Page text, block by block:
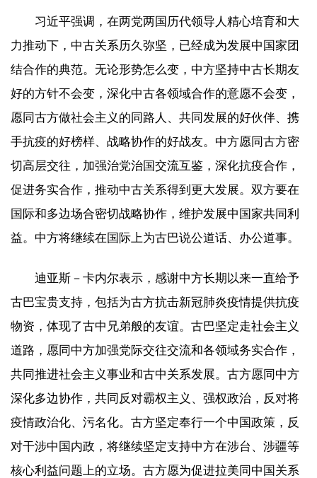
习近平强调，在两党两国历代领导人精心培育和大
力推动下，中古关系历久弥坚，已经成为发展中国家团
结合作的典范。无论形势怎么变，中方坚持中古长期友
好的方针不会变，深化中古各领域合作的意愿不会变，
愿同古方做社会主义的同路人、共同发展的好伙伴、携
手抗疫的好榜样、战略协作的好战友。中方愿同古方密
切高层交往，加强治党治国交流互鉴，深化抗疫合作，
促进务实合作，推动中古关系得到更大发展。双方要在
国际和多边场合密切战略协作，维护发展中国家共同利
益。中方将继续在国际上为古巴说公道话、办公道事。
迪亚斯－卡内尔表示，感谢中方长期以来一直给予
古巴宝贵支持，包括为古方抗击新冠肺炎疫情提供抗疫
物资，体现了古中兄弟般的友谊。古巴坚定走社会主义
道路，愿同中方加强党际交往交流和各领域务实合作，
共同推进社会主义事业和古中关系发展。古方愿同中方
深化多边协作，共同反对霸权主义、强权政治，反对将
疫情政治化、污名化。古方坚定奉行一个中国政策，反
对干涉中国内政，将继续坚定支持中方在涉台、涉疆等
核心利益问题上的立场。古方愿为促进拉美同中国关系